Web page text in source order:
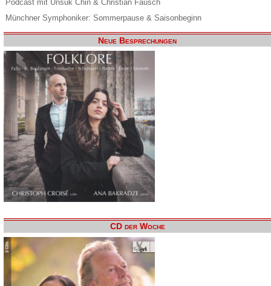
Podcast mit Unsuk Chin & Christian Fausch
Münchner Symphoniker: Sommerpause & Saisonbeginn
Neue Besprechungen
CD der Woche